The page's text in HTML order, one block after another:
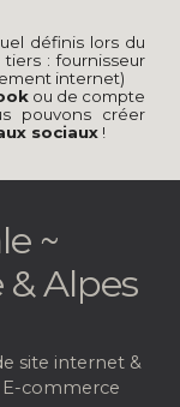
définis lors du
: fournisseur
internet)
ou de compte
pouvons créer
sociaux !
~
& Alpes
site internet &
E-commerce